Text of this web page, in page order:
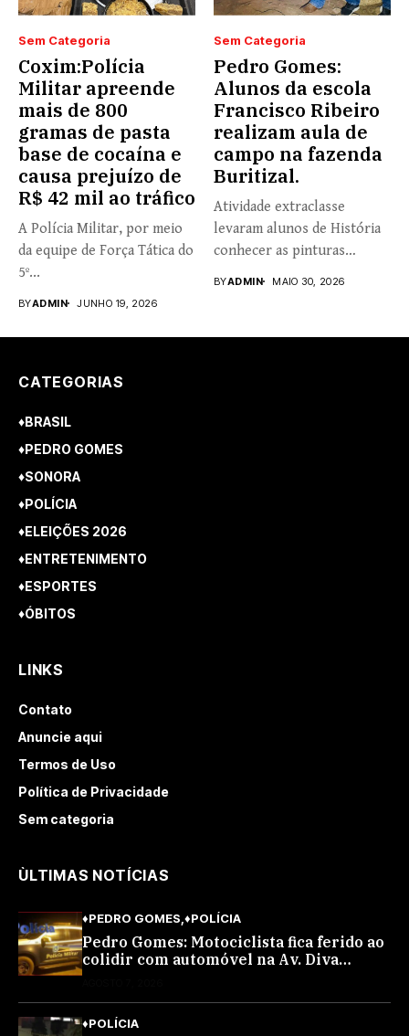
Sem Categoria
Coxim:Polícia
Militar apreende
mais de 800
gramas de pasta
base de cocaína e
causa prejuízo de
R$ 42 mil ao tráfico
A Polícia Militar, por meio
da equipe de Força Tática do
5º...
BYADMIN JUNHO 19, 2026
Sem Categoria
Pedro Gomes:
Alunos da escola
Francisco Ribeiro
realizam aula de
campo na fazenda
Buritizal.
Atividade extraclasse
levaram alunos de História
conhecer as pinturas
BYADMIN MAIO 30, 2026
CATEGORIAS
♦BRASIL
♦PEDRO GOMES
♦SONORA
♦POLÍCIA
♦ELEIÇÕES 2026
♦ENTRETENIMENTO
♦ESPORTES
♦ÓBITOS
LINKS
Contato
Anuncie aqui
Termos de Uso
Política de Privacidade
Sem categoria
ÙLTIMAS NOTÍCIAS
♦PEDRO GOMES ♦POLÍCIA
Pedro Gomes: Motociclista fica ferido ao
colidir com automóvel na Av. Diva
♦POLÍCIA